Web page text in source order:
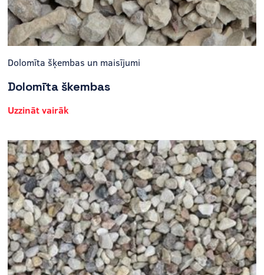
Dolomīta šķembas un maisījumi
Dolomīta škembas
Uzzināt vairāk